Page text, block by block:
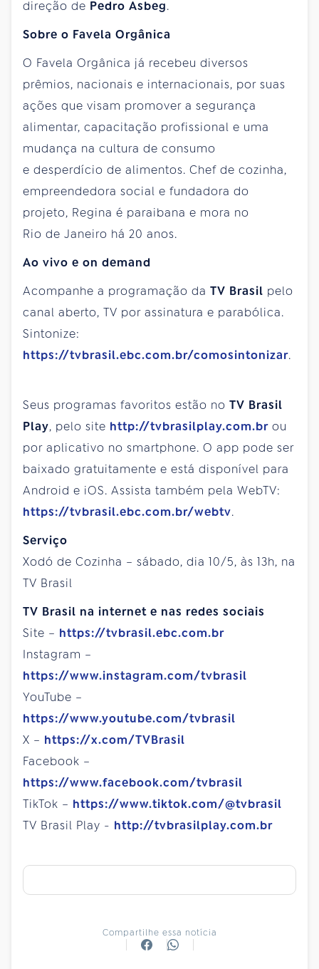
direção de Pedro Asbeg.
Sobre o Favela Orgânica
O Favela Orgânica já recebeu diversos
prêmios, nacionais e internacionais, por suas
ações que visam promover a segurança
alimentar, capacitação profissional e uma
mudança na cultura de consumo
e desperdício de alimentos. Chef de cozinha,
empreendedora social e fundadora do
projeto, Regina é paraibana e mora no
Rio de Janeiro há 20 anos.
Ao vivo e on demand
Acompanhe a programação da TV Brasil pelo
canal aberto, TV por assinatura e parabólica.
Sintonize:
https://tvbrasil.ebc.com.br/comosintonizar.
Seus programas favoritos estão no TV Brasil
Play, pelo site http://tvbrasilplay.com.br ou
por aplicativo no smartphone. O app pode ser
baixado gratuitamente e está disponível para
Android e iOS. Assista também pela WebTV:
https://tvbrasil.ebc.com.br/webtv.
Serviço
Xodó de Cozinha – sábado, dia 10/5, às 13h, na
TV Brasil
TV Brasil na internet e nas redes sociais
Site – https://tvbrasil.ebc.com.br
Instagram –
https://www.instagram.com/tvbrasil
YouTube –
https://www.youtube.com/tvbrasil
X – https://x.com/TVBrasil
Facebook –
https://www.facebook.com/tvbrasil
TikTok – https://www.tiktok.com/@tvbrasil
TV Brasil Play - http://tvbrasilplay.com.br
Compartilhe essa notícia